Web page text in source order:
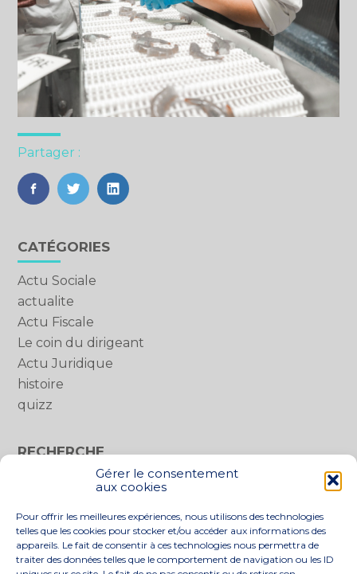
Gérer le consentement
aux cookies
Pour offrir les meilleures expériences, nous utilisons des technologies
telles que les cookies pour stocker et/ou accéder aux informations des
appareils. Le fait de consentir à ces technologies nous permettra de
traiter des données telles que le comportement de navigation ou les ID
Partager :
FaceBook
TwitterLinkedIn
Blog
sidebar
CATÉGORIES
Actu Sociale
actualite
Actu Fiscale
Le coin du dirigeant
Actu Juridique
histoire
quizz
RECHERCHE
Rechercher :